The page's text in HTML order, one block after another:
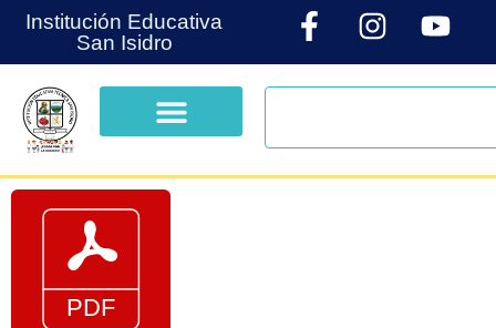
Institución Educativa
San Isidro